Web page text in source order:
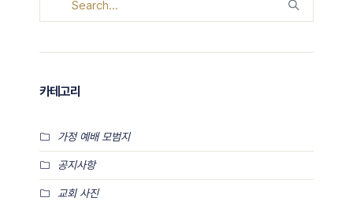
카테고리
가정 예배 모범지
공지사항
교회 사진